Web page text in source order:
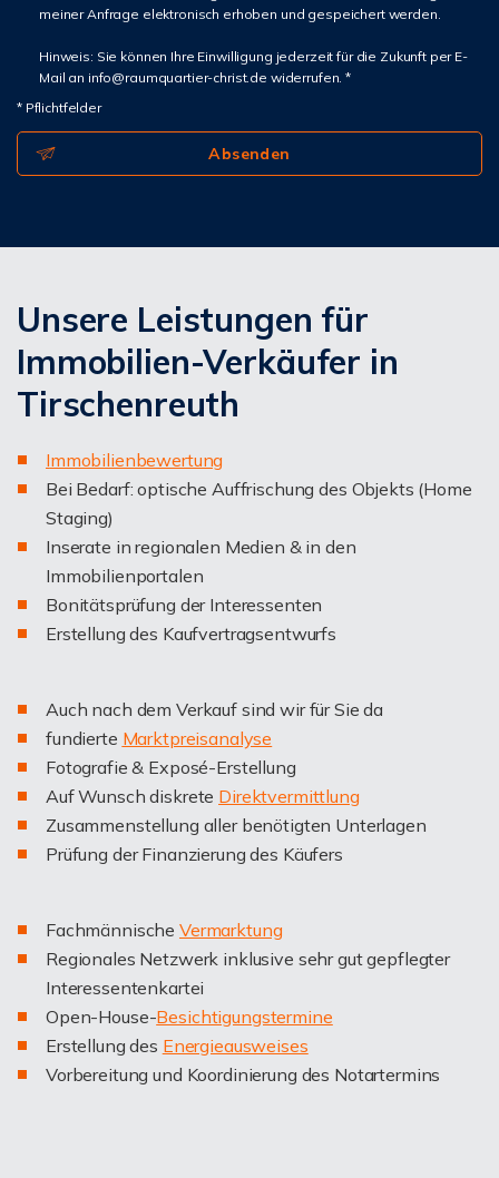
meiner Anfrage elektronisch erhoben und gespeichert werden.
Hinweis: Sie können Ihre Einwilligung jederzeit für die Zukunft per E-
Mail an info@raumquartier-christ.de widerrufen. *
* Pflichtfelder
Absenden
Unsere Leistungen für
Immobilien-Verkäufer in
Tirschenreuth
Immobilienbewertung
Bei Bedarf: optische Auffrischung des Objekts (Home
Staging)
Inserate in regionalen Medien & in den
Immobilienportalen
Bonitätsprüfung der Interessenten
Erstellung des Kaufvertragsentwurfs
Auch nach dem Verkauf sind wir für Sie da
fundierte Marktpreisanalyse
Fotografie & Exposé-Erstellung
Auf Wunsch diskrete Direktvermittlung
Zusammenstellung aller benötigten Unterlagen
Prüfung der Finanzierung des Käufers
Fachmännische Vermarktung
Regionales Netzwerk inklusive sehr gut gepflegter
Interessentenkartei
Open-House-Besichtigungstermine
Erstellung des Energieausweises
Vorbereitung und Koordinierung des Notartermins